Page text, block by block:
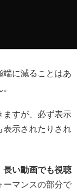
端に減ることはあ
ますが、必ず表示
表示されたりされ
長い動画でも視聴
ーマンスの部分で